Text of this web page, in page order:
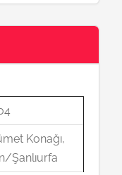
Konağı,
Şanlıurfa